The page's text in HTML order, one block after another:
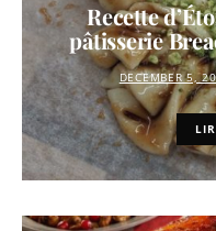
Recette
pâtisserie
DECEMBER 5,